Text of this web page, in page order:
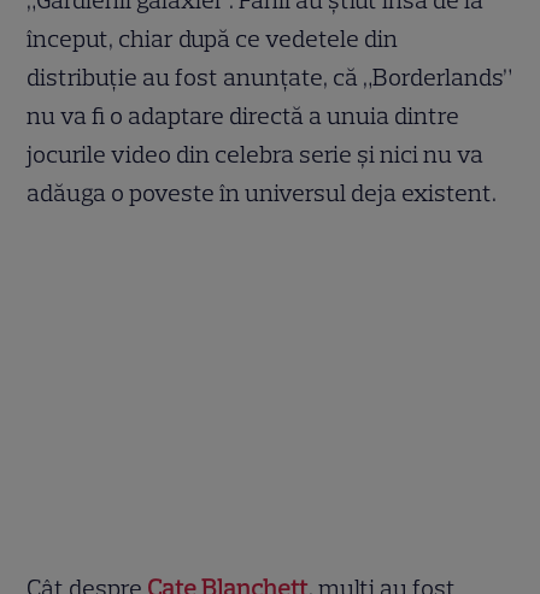
început, chiar după ce vedetele din
distribuție au fost anunțate, că „Borderlands”
nu va fi o adaptare directă a unuia dintre
jocurile video din celebra serie și nici nu va
adăuga o poveste în universul deja existent.